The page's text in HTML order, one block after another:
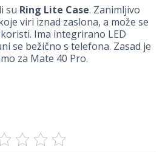
su Ring Lite Case. Zanimljivo
viri iznad zaslona, a može se
Ima integrirano LED
se bežično s telefona. Zasad je
za Mate 40 Pro.